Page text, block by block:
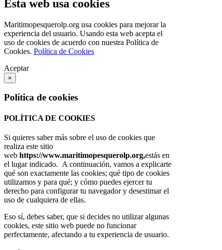
Esta web usa cookies
Maritimopesquerolp.org usa cookies para mejorar la
experiencia del usuario. Usando esta web acepta el
uso de cookies de acuerdo con nuestra Política de
Cookies. Política de Cookies
Aceptar
×
Política de cookies
POLÍTICA DE COOKIES
Si quieres saber más sobre el uso de cookies que
realiza este sitio
web https://www.maritimopesquerolp.org,estás en
el lugar indicado. A continuación, vamos a explicarte
qué son exactamente las cookies; qué tipo de cookies
utilizamos y para qué; y cómo puedes ejercer tu
derecho para configurar tu navegador y desestimar el
uso de cualquiera de ellas.
Eso sí, debes saber, que si decides no utilizar algunas
cookies, este sitio web puede no funcionar
perfectamente, afectando a tu experiencia de usuario.